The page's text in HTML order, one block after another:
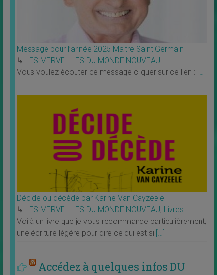
Message pour l’année 2025 Maitre Saint Germain
↳ LES MERVEILLES DU MONDE NOUVEAU
Vous voulez écouter ce message cliquer sur ce lien : […]
Décide ou décède par Karine Van Cayzeele
↳ LES MERVEILLES DU MONDE NOUVEAU, Livres
Voilà un livre que je vous recommande particulièrement,
une écriture légére pour dire ce qui est si […]
Accédez à quelques infos DU